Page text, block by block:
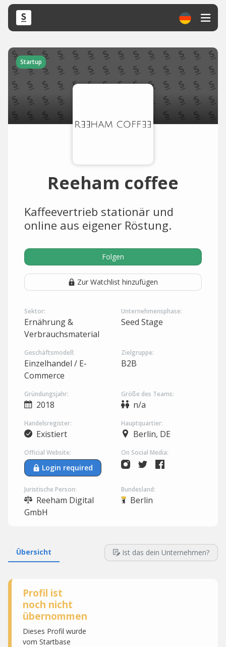
Startup
Reeham coffee
Kaffeevertrieb stationär und
online aus eigener Röstung.
Folgen
Zur Watchlist hinzufügen
Sektor:
Ernährung &
Verbrauchsmaterial
Unternehmensphase:
Seed Stage
Geschäftsmodell:
Einzelhandel / E-
Commerce
Zielgruppe:
B2B
Gründungsjahr:
2018
Größe des Teams:
n/a
Handelsregister:
Existiert
Hauptquartier:
Berlin, DE
Official Website:
Login required
On Social Media:
Juristische Person:
Reeham Digital
GmbH
Bundesland:
Berlin
Übersicht Ist das dein Unternehmen?
Profil ist
noch nicht
übernommen
Dieses Profil wurde
vom Startbase